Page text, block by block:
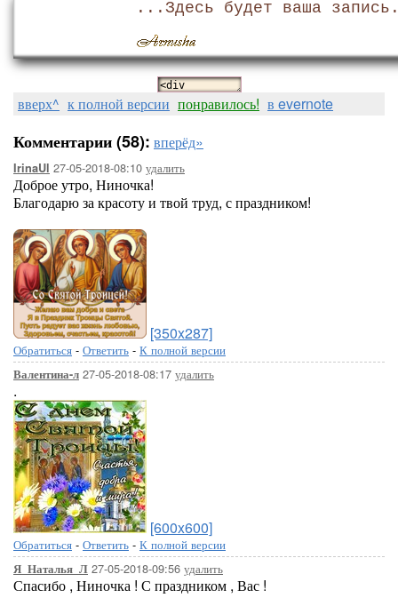
...Здесь будет ваша
вверх^ к полной версии понравилось! в evernote
Комментарии (58): вперёд»
IrinaUl 27-05-2018-08:10 удалить
Доброе утро, Ниночка!
Благодарю за красоту и твой труд, с праздником!
[350x287]
Обратиться - Ответить - К полной версии
Валентина-л 27-05-2018-08:17 удалить
.
[600x600]
Обратиться - Ответить - К полной версии
Я_Наталья_Л 27-05-2018-09:56 удалить
Спасибо , Ниночка ! С праздником , Вас !